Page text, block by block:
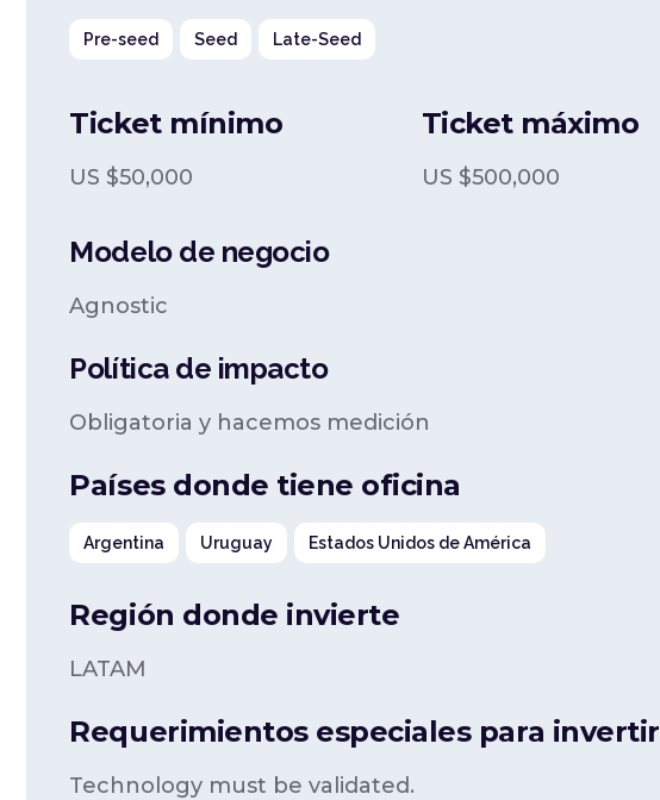
Pre-seed Seed Late-Seed
Ticket mínimo
US $50,000
Ticket máximo
US $500,000
Modelo de negocio
Agnostic
Política de impacto
Obligatoria y hacemos medición
Países donde tiene oficina
Argentina Uruguay Estados Unidos de América
Región donde invierte
LATAM
Requerimientos especiales para invertir
Technology must be validated.